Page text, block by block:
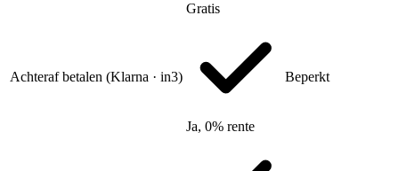
Gratis
Achteraf betalen (Klarna · in3)
Ja, 0% rente
Beperkt